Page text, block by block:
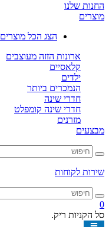
החנות שלנו
מוצרים
הצג הכל מוצרים
ארונות הזזה מעוצבים
קלאסיים
ילדים
הנמכרים ביותר
חדרי שינה
חדרי שינה קומפלט
מזרנים
מבצעים
שירות לקוחות
0
סל הקניות ריק.